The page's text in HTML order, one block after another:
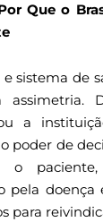
Que o
sistema de
assimetria.
a
poder de
o
pela doença
para